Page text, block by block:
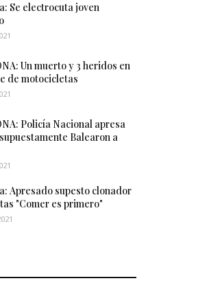
Se electrocuta joven
Un muerto y 3 heridos en
de motocicletas
Policía Nacional apresa
Balearon a
Apresado supesto clonador
"Comer es primero"